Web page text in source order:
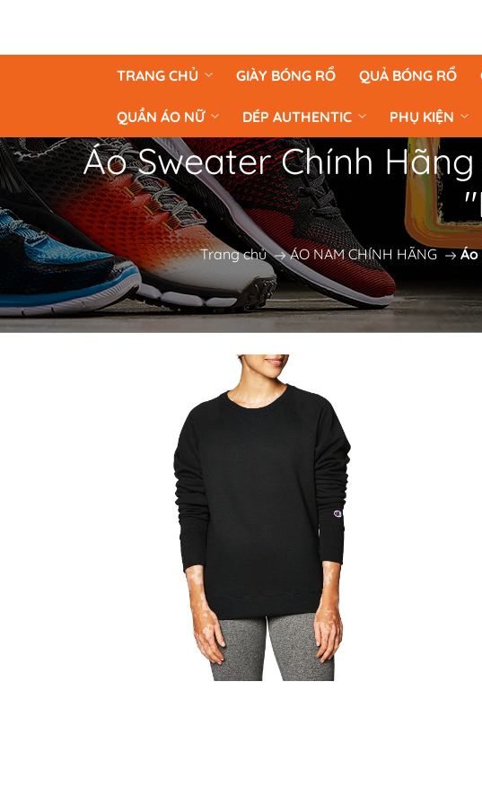
TRANG CHỦ GIÀY BÓNG RỔ QUẢ BÓNG RỔ
QUẦN ÁO NỮ DÉP AUTHENTIC PHỤ KIỆN
Áo Sweater Chính
Trang chủ ÁO NAM CHÍNH HÃNG Áo